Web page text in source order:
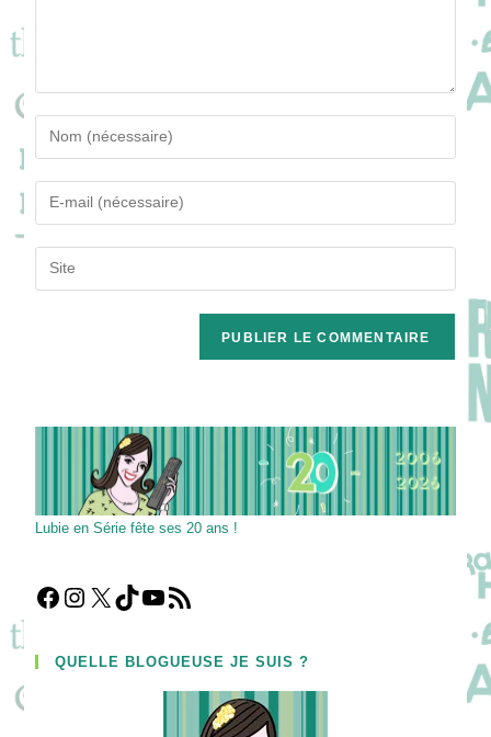
Enter
your
name
comment
Enter
your
email
address
Saisir
l’URL
Lubie en Série fête ses 20 ans !
Facebook
Instagram
X TikTokYouTube
Flux RSS
QUELLE BLOGUEUSE JE SUIS ?